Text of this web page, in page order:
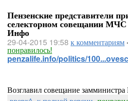
Пензенские представители
селекторном совещании
Инфо
29-04-2015 19:58 к комментариям
понравилось!
penzalife.info/politics/
Возглавил совещание